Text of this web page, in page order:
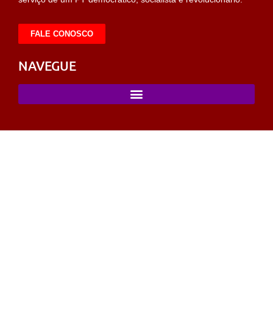
FALE CONOSCO
NAVEGUE